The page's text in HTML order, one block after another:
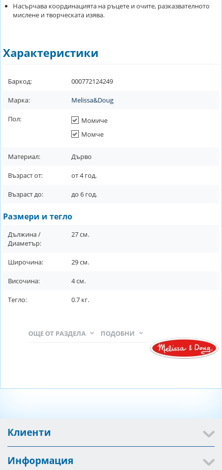
Насърчава координацията на ръцете и очите, разказвателното
мислене и творческата изява.
Характеристики
Баркод: 000772124249
Марка: Melissa&Doug
Пол:
Момиче
Момче
Материал: Дърво
Възраст от: от4год.
Възраст до: до 6 год.
Размери и тегло
Дължина /
Диаметър:
27см.
Широчина: 29см.
Височина: 4см.
Тегло: 0.7 кг.
ПОДОБНИ
ОЩЕ ОТ РАЗДЕЛА
Клиенти
Информация